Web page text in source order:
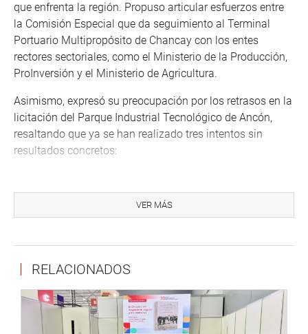
que enfrenta la región. Propuso articular esfuerzos entre
la Comisión Especial que da seguimiento al Terminal
Portuario Multipropósito de Chancay con los entes
rectores sectoriales, como el Ministerio de la Producción,
ProInversión y el Ministerio de Agricultura.
Asimismo, expresó su preocupación por los retrasos en la
licitación del Parque Industrial Tecnológico de Ancón,
resaltando que ya se han realizado tres intentos sin
resultados concretos:
este proceso. Es necesario que podamos articular
actividades que impulsen este proyecto clave para la
desarrollo económico y social de la región Lima,
enfatizando que el diálogo técnico y la acción coordinada
son fundamentales para garantizar el progreso y la
inclusión de los sectores más afectados.
VER MÁS
RELACIONADOS